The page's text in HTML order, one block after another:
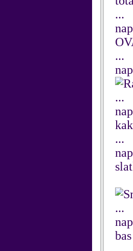
...
...
...
...
...